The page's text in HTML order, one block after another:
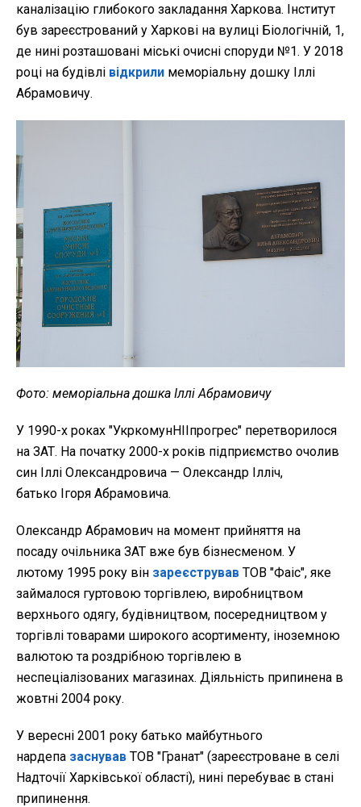
каналізацію глибокого закладання Харкова. Інститут
був зареєстрований у Харкові на вулиці Біологічній, 1,
де нині розташовані міські очисні споруди №1. У 2018
році на будівлі відкрили меморіальну дошку Іллі
Абрамовичу.
Фото: меморіальна дошка Іллі Абрамовичу
У 1990-х роках "УкркомунНІІпрогрес" перетворилося
на ЗАТ. На початку 2000-х років підприємство очолив
син Іллі Олександровича — Олександр Ілліч,
батько Ігоря Абрамовича.
Олександр Абрамович на момент прийняття на
посаду очільника ЗАТ вже був бізнесменом. У
лютому 1995 року він зареєстрував ТОВ "Фаіс", яке
займалося гуртовою торгівлею, виробництвом
верхнього одягу, будівництвом, посередництвом у
торгівлі товарами широкого асортименту, іноземною
валютою та роздрібною торгівлею в
неспеціалізованих магазинах. Діяльність припинена в
жовтні 2004 року.
У вересні 2001 року батько майбутнього
нардепа заснував ТОВ "Гранат" (зареєстроване в селі
Надточії Харківської області), нині перебуває в стані
припинення.